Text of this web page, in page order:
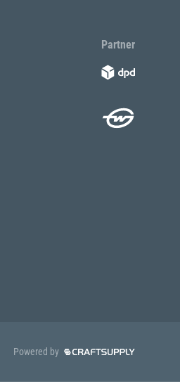
Partner
Powered by